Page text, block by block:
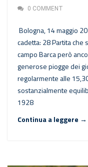
0 COMMENT
Bologna, 14 maggio
cadetta: 28 Partita che
campo Barca però
generose piogge dei
regolarmente alle
sostanzialmente
1928
Continua a leggere →